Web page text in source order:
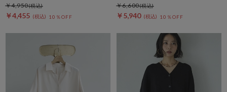
￥4,455 10％OFF
￥4,950
￥5,940 10％OFF
￥6,600